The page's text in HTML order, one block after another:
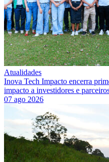
Atualidades
Inova Tech Impacto encerra
impacto a investidores e
07 ago 2026